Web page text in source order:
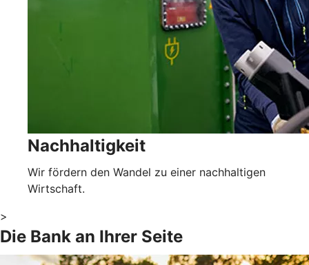
Nachhaltigkeit
Wir fördern den Wandel zu einer nachhaltigen
Wirtschaft.
>
Die Bank an Ihrer Seite